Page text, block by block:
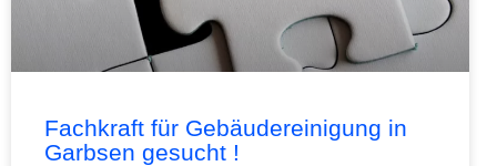
Fachkraft für Gebäudereinigung in
Garbsen gesucht !